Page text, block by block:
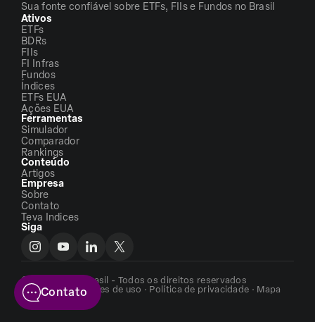
Sua fonte confiável sobre ETFs, FIIs e Fundos no Brasil
Ativos
ETFs
BDRs
FIIs
FI Infras
Fundos
Índices
ETFs EUA
Ações EUA
Ferramentas
Simulador
Comparador
Rankings
Conteúdo
Artigos
Empresa
Sobre
Contato
Teva Indices
Siga
©2026 - ETFs Brasil - Todos os direitos reservados
Termos e condições de uso · Política de privacidade · Mapa
do siteContato